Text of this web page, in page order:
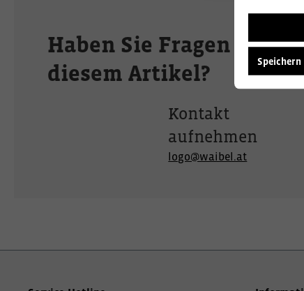
Haben Sie Fragen zu
diesem Artikel?
Kontakt
aufnehmen
logo@waibel.at
Speichern